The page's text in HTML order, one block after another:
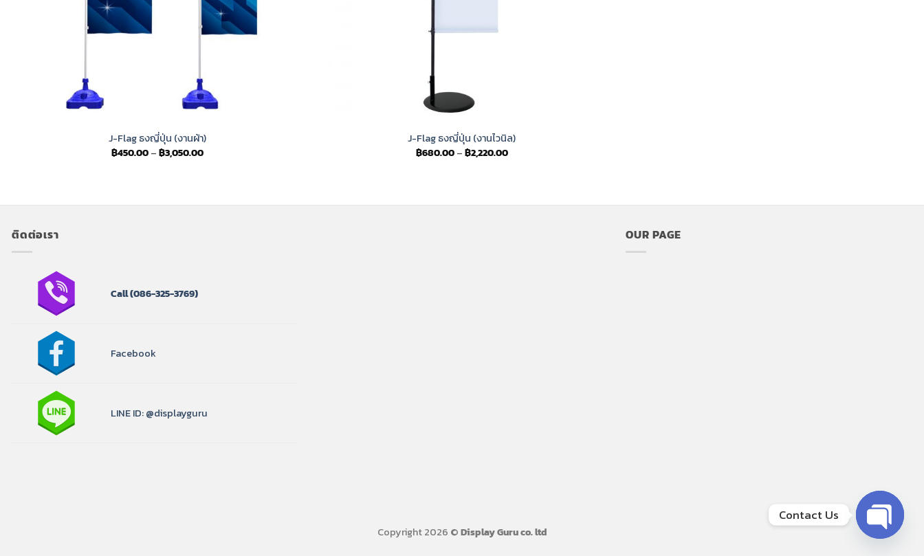
J-Flag ธงญี่ปุ่น (งานผ้า)
฿450.00–฿3,050.00Price
range:
J-Flag ธงญี่ปุ่น (งานไวนิล)
฿680.00–฿2,220.00Price
range:
ติดต่อเรา
Call(086-325-3769)
Facebook
LINE ID: @displayguru
OUR PAGE
Copyright 2026 ©Display Guru co. ltd
Contact Us